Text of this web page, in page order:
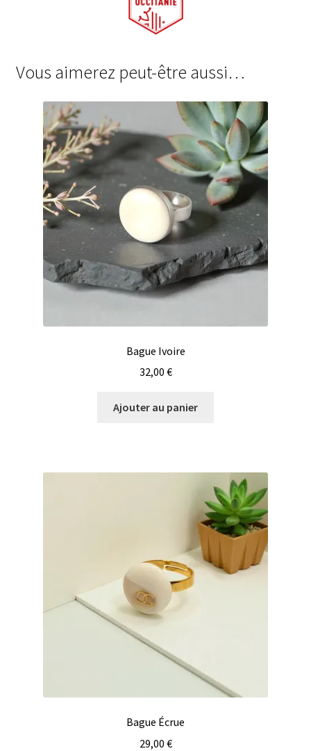
Vous aimerez peut-être aussi…
Bague Ivoire
32,00 €
Ajouter au panier
Bague Écrue
29,00 €